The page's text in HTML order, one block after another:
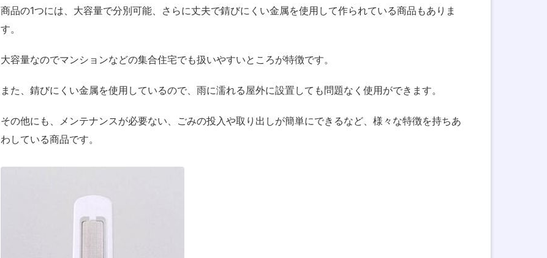
商品の1つには、大容量で分別可能、さらに丈夫で錆びにくい金属を使用して作られている商品もありま
す。
大容量なのでマンションなどの集合住宅でも扱いやすいところが特徴です。
また、錆びにくい金属を使用しているので、雨に濡れる屋外に設置しても問題なく使用ができます。
その他にも、メンテナンスが必要ない、ごみの投入や取り出しが簡単にできるなど、様々な特徴を持ちあ
わしている商品です。